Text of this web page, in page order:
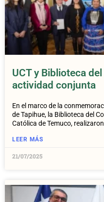
UCT y Biblioteca
actividad conjunta
En el marco de la
de Tapihue, la Biblioteca del
Católica de Temuco,
LEER MÁS
21/07/2025